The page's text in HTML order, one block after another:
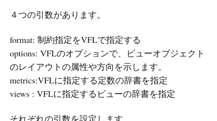
４つの引数があります。
format: 制約指定をVFLで指定する
options: VFLのオプションで、ビューオブジェクト
のレイアウトの属性や方向を示します。
metrics:VFLに指定する定数の辞書を指定
views : VFLに指定するビューの辞書を指定
それぞれの引数を設定します。